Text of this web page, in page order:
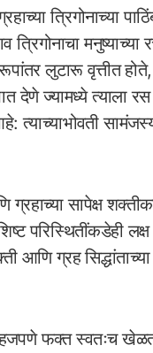
त्रिगोनाच्या
मनुष्याच्या
लुटारू वृत्तीत
ज्यामध्ये त्याला रस
त्याच्याभोवती
ग्रहाच्या सापेक्ष
परिस्थितींकडेही
आणि ग्रह
फक्त स्वतःच